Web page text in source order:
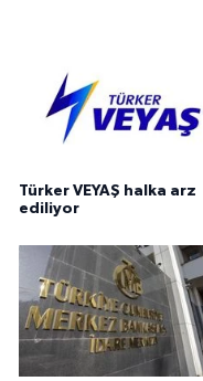
Türker VEYAŞ halka arz
ediliyor